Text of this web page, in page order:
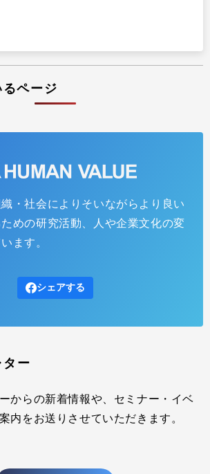
ページ
・社会によりそいながらより良い
めの研究活動、人や企業文化の変
ます。
シェアする
ター
からの新着情報や、セミナー・イベ
内をお送りさせていただきます。